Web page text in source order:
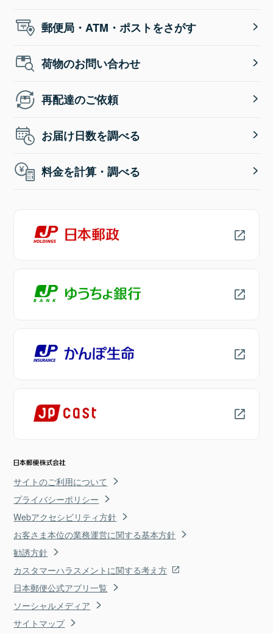
郵便局・ATM・ポストをさがす
荷物のお問い合わせ
再配達のご依頼
お届け日数を調べる
料金を計算・調べる
サイトのご利用について
プライバシーポリシー
Webアクセシビリティ方針
お客さま本位の業務運営に関する基本方針
勧誘方針
カスタマーハラスメントに関する考え方
日本郵便公式アプリ一覧
ソーシャルメディア
サイトマップ